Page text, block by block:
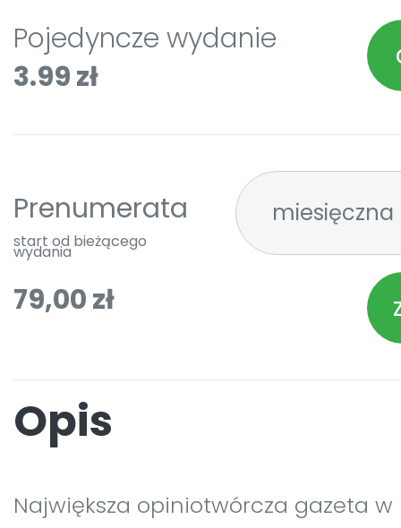
Pojedyncze wydanie
3.99 zł
Prenumerata
start od bieżącego
wydania
79,00 zł
Opis
Największa opiniotwórcza gazeta w